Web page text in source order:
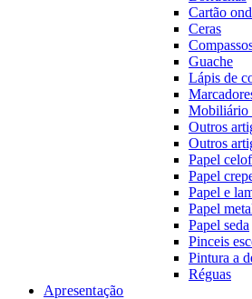
Cartão
Ceras
Guache
Lápis de
Mobiliário
Outros
Outros
Papel
Papel
Papel e
Papel
Papel seda
Pinceis
Pintura a
Réguas
Apresentação